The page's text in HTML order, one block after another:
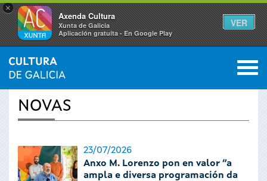
×
Axenda Cultura
Xunta de Galicia
Aplicación gratuíta - En Google Play
VER
Vostede
está
aquí
INICIO › ACTUALIDADE 0
NOVAS
23/07/2026
Anxo M. Lorenzo pon en valor “a
ampla e diversa programación da